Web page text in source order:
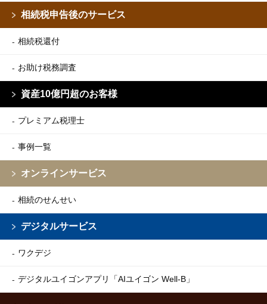
相続税申告後のサービス
相続税還付
お助け税務調査
資産10億円超のお客様
プレミアム税理士
事例一覧
オンラインサービス
相続のせんせい
デジタルサービス
ワクデジ
デジタルユイゴンアプリ 「AIユイゴン Well-B」